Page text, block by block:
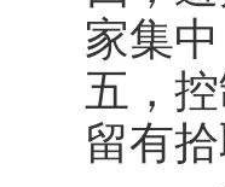
家集
五，
留有